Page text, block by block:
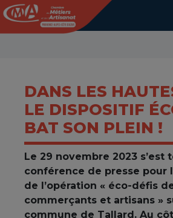
DANS LES
LE DISPOSITIF
BAT SON PLEIN !
Le 29 novembre 2023 s’est
conférence de presse pour
de l’opération « éco-défis
commerçants et artisans »
commune de Tallard. Au
Panneau de gestion des cookies